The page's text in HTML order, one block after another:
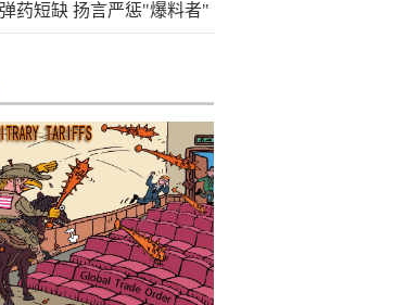
药短缺 扬言严惩"爆料者"